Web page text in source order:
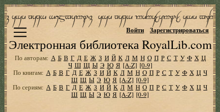
Электронная библиотека RoyalLib.com
Войти Зарегистрироваться
По авторам: А Б В Г Д Е Ж З И Й К Л М Н О П Р С Т У Ф Х Ц
Ч Ш Щ Ы Э Ю Я [A-Z] [0-9]
По книгам: А Б В Г Д Е Ж З И Й К Л М Н О П Р С Т У Ф Х Ц Ч
Ш Щ Ы Э Ю Я [A-Z] [0-9]
По сериям: А Б В Г Д Е Ж З И Й К Л М Н О П Р С Т У Ф Х Ц Ч
Ш Щ Ы Э Ю Я [A-Z] [0-9]